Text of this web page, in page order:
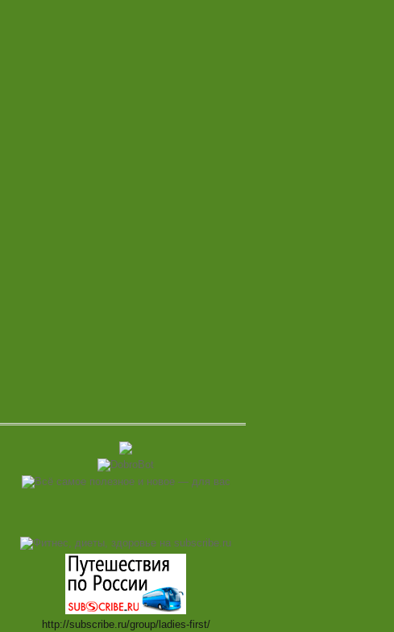
http://subscribe.ru/group/ladies-first/